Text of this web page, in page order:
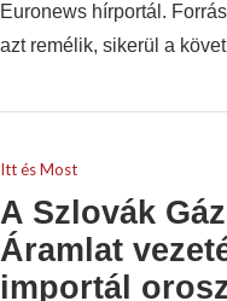
Euronews hírportál.
azt remélik, sikerül a
Itt és Most
A Szlovák
Áramlat
importál